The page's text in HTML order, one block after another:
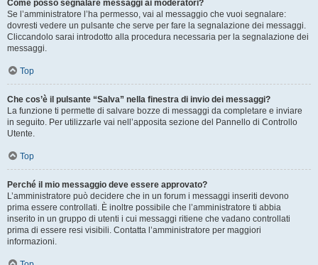
Come posso segnalare messaggi ai moderatori?
Se l’amministratore l’ha permesso, vai al messaggio che vuoi segnalare:
dovresti vedere un pulsante che serve per fare la segnalazione dei messaggi.
Cliccandolo sarai introdotto alla procedura necessaria per la segnalazione dei
messaggi.
Top
Che cos’è il pulsante “Salva” nella finestra di invio dei messaggi?
La funzione ti permette di salvare bozze di messaggi da completare e inviare
in seguito. Per utilizzarle vai nell’apposita sezione del Pannello di Controllo
Utente.
Top
Perché il mio messaggio deve essere approvato?
L’amministratore può decidere che in un forum i messaggi inseriti devono
prima essere controllati. È inoltre possibile che l’amministratore ti abbia
inserito in un gruppo di utenti i cui messaggi ritiene che vadano controllati
prima di essere resi visibili. Contatta l’amministratore per maggiori
informazioni.